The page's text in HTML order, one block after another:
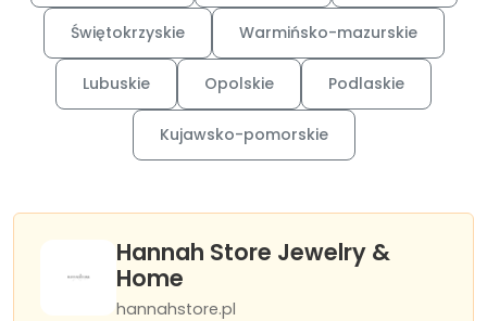
Świętokrzyskie Warmińsko-mazurskie
Lubuskie Opolskie Podlaskie
Kujawsko-pomorskie
Hannah Store Jewelry &
Home
hannahstore.pl